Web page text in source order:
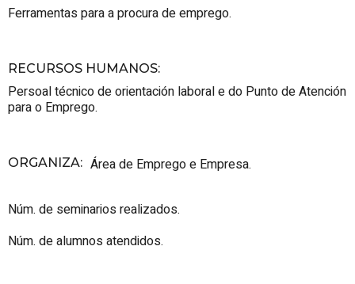
Ferramentas para a procura de emprego.
RECURSOS HUMANOS:
Persoal técnico de orientación laboral e do Punto de Atención
para o Emprego.
ORGANIZA: Área de Emprego e Empresa.
Núm. de seminarios realizados.
Núm. de alumnos atendidos.